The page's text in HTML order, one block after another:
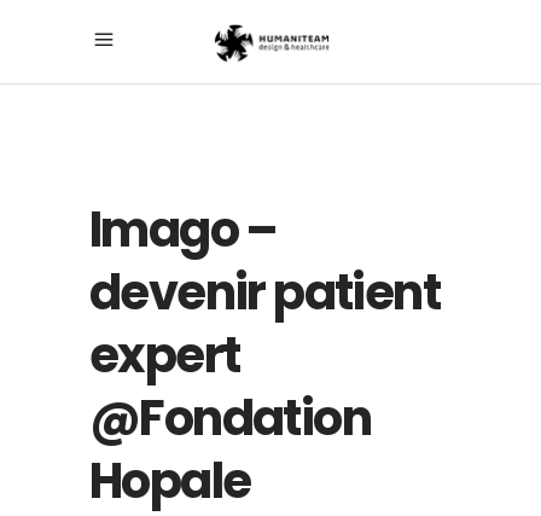
Imago –
devenir patient
expert
@Fondation
Hopale